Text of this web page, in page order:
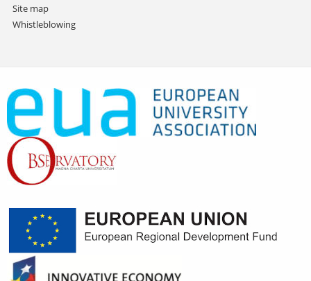
Site map
Whistleblowing